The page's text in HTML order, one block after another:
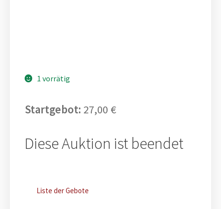
1 vorrätig
Startgebot: 27,00 €
Diese Auktion ist beendet
Liste der Gebote